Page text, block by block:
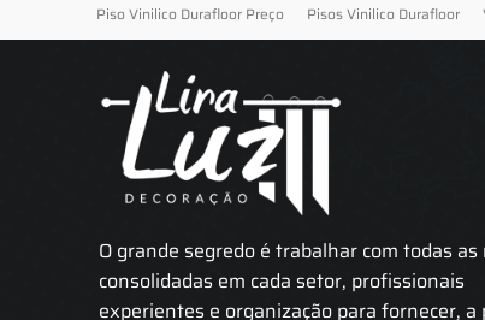
Piso Vinilico Durafloor Preço
Pisos Vinilico Durafloor
O grande segredo é trabalhar com todas as
consolidadas em cada setor, profissionais
experientes e organização para fornecer, a